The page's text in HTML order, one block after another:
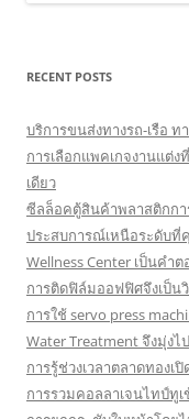
RECENT POSTS
บริการขนส่งทางรถ-เรือ
การเลือกแพคเกจงานแต่
เดียว
ซีลล็อคตู้สินค้าพลาสติกก
ประสบการณ์เหนือระดับ
Wellness Center เป็นค
การติดฟิล์มออฟฟิศจึงเป็
การใช้ servo press
Water Treatment จึงมุ่ง
การรู้ช่วงเวลาตลาดทองเ
การรวมคอลลาเจนไทป์ทู